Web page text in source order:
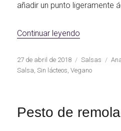
añadir un punto ligeramente
Continuar leyendo
Publicado
el
27 de abril de 2018 Categorías
Salsas
Salsa,Sin lácteos,Vegano
Pesto de